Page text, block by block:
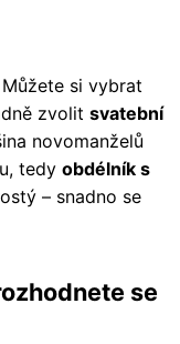
si vybrat
zvolit svatební
novomanželů
tedy obdélník s
– snadno se
se